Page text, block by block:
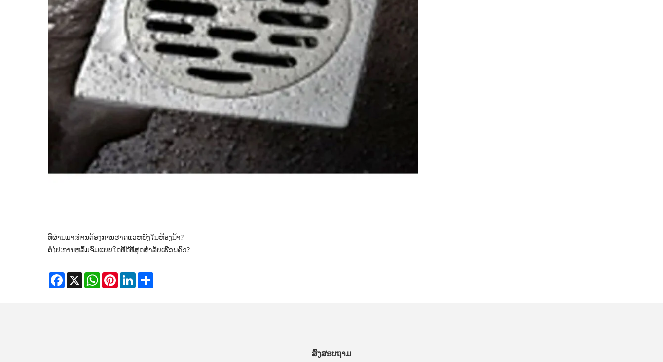
ທີ່ຜ່ານມາ:ທ່ານຕ້ອງການຮາດແວຫຍັງໃນຫ້ອງນ້ໍາ?
ຕໍ່ໄປ:ການຫລົ້ມຈົມແບບໃດທີ່ດີທີ່ສຸດສໍາລັບເຮືອນຄົວ?
Facebook
X WhatsAppPinterestLinkedIn
ສົ່ງສອບຖາມ